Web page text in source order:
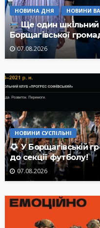
НОВИНА ДНЯ НОВИНИ
Ще один шкільний
Борщагівської
07.08.2026
НОВИНИ СУСПІЛЬНІ
У Борщагівській
до секції футболу!
07.08.2026